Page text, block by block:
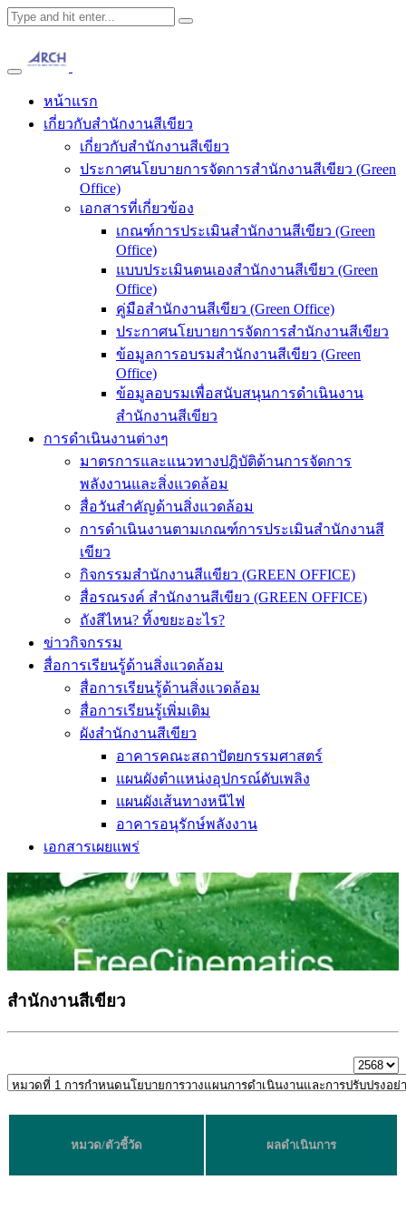
หน้าแรก
เกี่ยวกับสำนักงานสีเขียว
เกี่ยวกับสำนักงานสีเขียว
ประกาศนโยบายการจัดการสำนักงานสีเขียว (Green
Office)
เอกสารที่เกี่ยวข้อง
เกณฑ์การประเมินสำนักงานสีเขียว (Green
Office)
แบบประเมินตนเองสำนักงานสีเขียว (Green
Office)
คู่มือสำนักงานสีเขียว (Green Office)
ประกาศนโยบายการจัดการสำนักงานสีเขียว
ข้อมูลการอบรมสำนักงานสีเขียว (Green
Office)
ข้อมูลอบรมเพื่อสนับสนุนการดำเนินงาน
สำนักงานสีเขียว
การดำเนินงานต่างๆ
มาตรการและแนวทางปฎิบัติด้านการจัดการ
พลังงานและสิ่งแวดล้อม
สื่อวันสำคัญด้านสิ่งแวดล้อม
การดำเนินงานตามเกณฑ์การประเมินสำนักงานสี
เขียว
กิจกรรมสำนักงานสีเเขียว (GREEN OFFICE)
สื่อรณรงค์ สำนักงานสีเขียว (GREEN OFFICE)
ถังสีไหน? ทิ้งขยะอะไร?
ข่าวกิจกรรม
สื่อการเรียนรู้ด้านสิ่งแวดล้อม
สื่อการเรียนรู้ด้านสิ่งแวดล้อม
สื่อการเรียนรู้เพิ่มเติม
ผังสำนักงานสีเขียว
อาคารคณะสถาปัตยกรรมศาสตร์
แผนผังตำแหน่งอุปกรณ์ดับเพลิง
แผนผังเส้นทางหนีไฟ
อาคารอนุรักษ์พลังงาน
เอกสารเผยแพร่
สำนักงานสีเขียว
หมวด/ตัวชี้วัด ผลดำเนินการ